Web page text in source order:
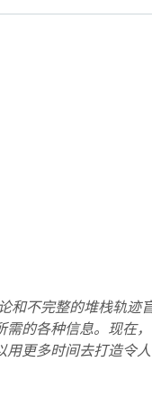
和不完整的堆栈轨迹
需的各种信息。现在
用更多时间去打造令